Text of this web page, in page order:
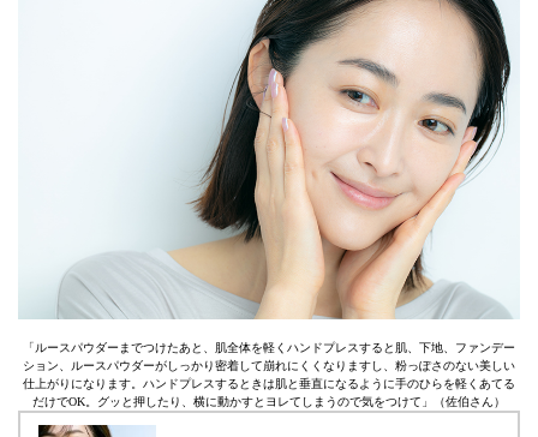
「ルースパウダーまでつけたあと、肌全体を軽くハンドプレスすると肌、下地、ファンデー
ション、ルースパウダーがしっかり密着して崩れにくくなりますし、粉っぽさのない美しい
仕上がりになります。ハンドプレスするときは肌と垂直になるように手のひらを軽くあてる
だけでOK。グッと押したり、横に動かすとヨレてしまうので気をつけて」（佐伯さん）